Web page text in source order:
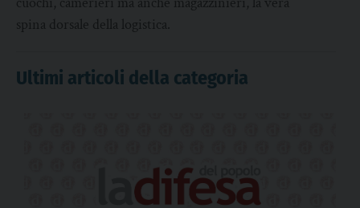
spina dorsale della logistica.
Ultimi articoli della categoria